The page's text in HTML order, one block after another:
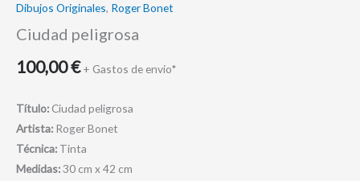
Dibujos Originales, Roger Bonet
Ciudad peligrosa
100,00€ + Gastos de envio*
Título: Ciudad peligrosa
Artista: Roger Bonet
Técnica: Tinta
Medidas:30 cm x 42 cm